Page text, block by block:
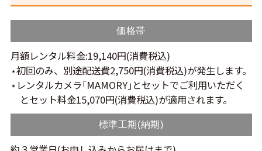
価格帯
月額レンタル料金:19,140円(消費税込)
⋆初回のみ、別途配送費2,750円(消費税込)が発生します。
⋆レンタルカメラ｢MAMORY｣とセットでご利用いただく
とセット料金15,070円(消費税込)が適用されます。
標準工期(納期)